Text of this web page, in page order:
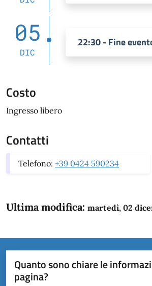
05
DIC
22:30 - Fine
Costo
Ingresso libero
Contatti
Telefono: +39 0424 590234
Ultima modifica: martedì, 02
Quanto sono chiare le
pagina?